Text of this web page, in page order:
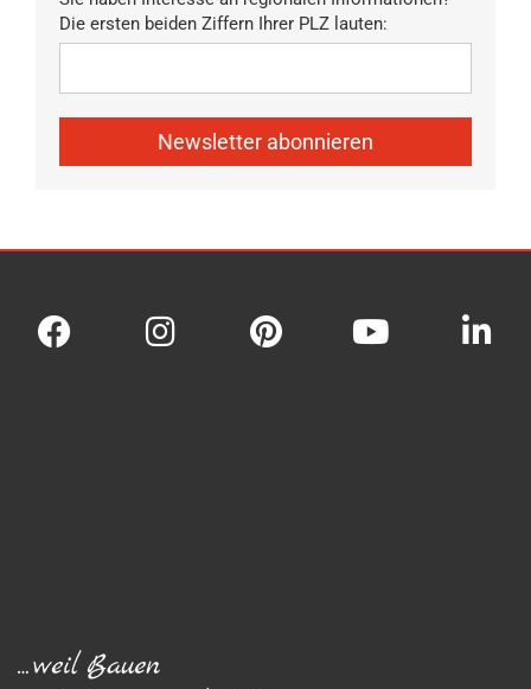
Die ersten beiden Ziffern Ihrer PLZ lauten:
Newsletter abonnieren